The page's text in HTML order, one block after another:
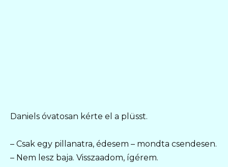
Daniels óvatosan kérte el a plüsst.
– Csak egy pillanatra, édesem – mondta csendesen.
– Nem lesz baja. Visszaadom, ígérem.